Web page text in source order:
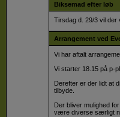
Biksemad efter løb
Tirsdag d. 29/3 vil
Arrangement ved
Vi har aftalt
Vi starter 18.15 på p-
Derefter er der lidt at
tilbyde.
Der bliver mulighed
være diverse særligt